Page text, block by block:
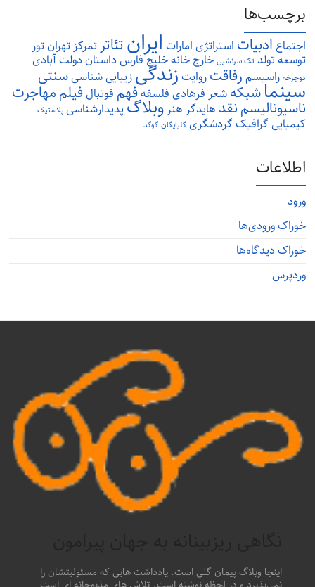
برچسب‌ها
اجتماعادبیات استراتژیامارات ایرانتئاترتمرکزتهرانتور
توسعهتولد تک سرنشین خارجخانهخلیج فارسداستاندولت آبادی
دوچرخه راسیسمرفاقتروایتزندگیزیبایی شناسیسنتی
سینماشبکهشعر فرهادیفلسفهفهم فوتبالفیلممهاجرت
ناسیونالیسمنقد هایدگر هنروبلاگپدیدارشناسی پلاستیک
کیمیاییگرافیکگردشگری گلپایگان گوگد
اطلاعات
ورود
خوراک ورودی‌ها
خوراک دیدگاه‌ها
وردپرس
اینجا وبلاگ پیمان گلی است. یادداشت هایی که مسئولیتشان را